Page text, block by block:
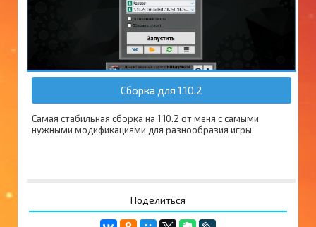
Сборка для 1.10.2
Самая стабильная сборка на 1.10.2 от меня с самыми
нужными модификациями для разнообразия игры.
Поделиться